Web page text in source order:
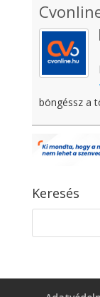
böngéssz a
Keresés